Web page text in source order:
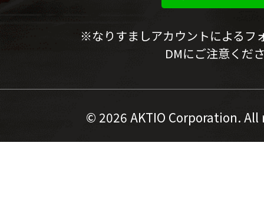
※なりすましアカウントによるフ
DMにご注意くだ
© 2026 AKTIO Corporation.